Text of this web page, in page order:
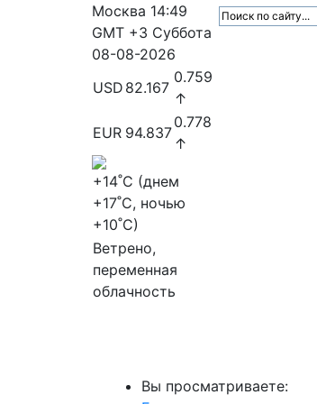
Москва 14:49
GMT +3 Суббота
08-08-2026
USD 82.167
0.759
↑
EUR 94.837
0.778
↑
+14˚C (днем
+17˚C, ночью
+10˚C)
Ветрено,
переменная
облачность
Вы просматриваете: